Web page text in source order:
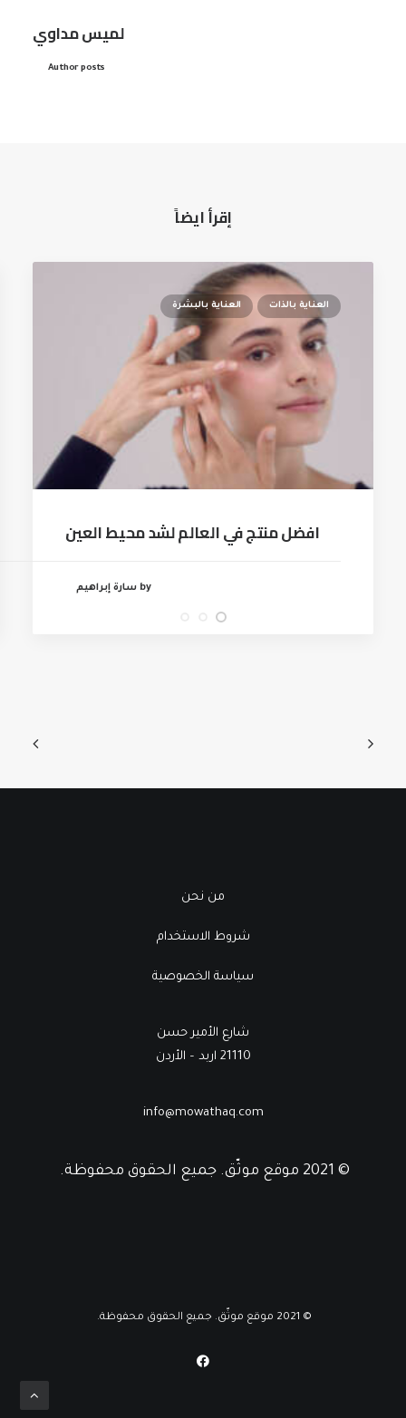
لميس مداوي
Author posts
إقرأ ايضاً
العناية بالذات العناية بالبشرة
افضل منتج في العالم لشد محيط العين
by سارة إبراهيم
© 2021 موقع موثّق. جميع الحقوق محفوظة.
من نحن
شروط الاستخدام
سياسة الخصوصية
شارع الأمير حسن
21110 اربد – الأردن
info@mowathaq.com
© 2021 موقع موثّق. جميع الحقوق محفوظة.